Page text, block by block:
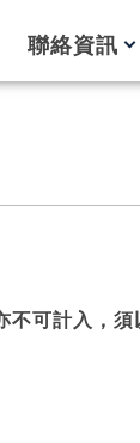
聯絡資訊
不可計入，